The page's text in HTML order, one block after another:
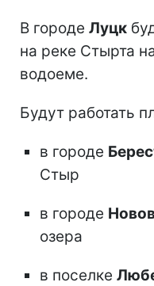
В городе Луцк
на реке Стырта
водоеме.
Будут работать
в городе
Стыр
в городе
озера
в поселке